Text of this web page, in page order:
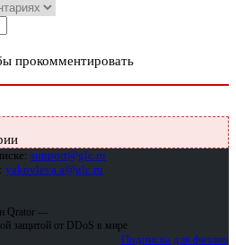
прокомментировать
support@glc.ru
yakovleva.a@glc.ru
Qrator —
защитой от DDoS в мире
Подписка для физлиц